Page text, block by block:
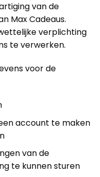
van de
Max Cadeaus.
verplichting
te verwerken.
voor de
account te maken
van de
te kunnen sturen